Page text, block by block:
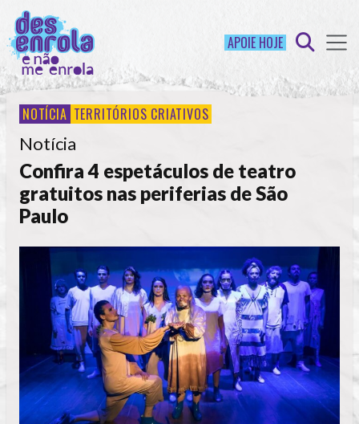
APOIE HOJE
NOTÍCIA TERRITÓRIOS CRIATIVOS
Notícia
Confira 4 espetáculos de teatro
gratuitos nas periferias de São
Paulo